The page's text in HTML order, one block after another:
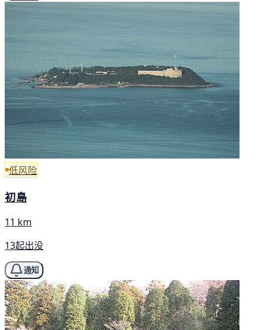
低风险
初島
11 km
13起出没
通知